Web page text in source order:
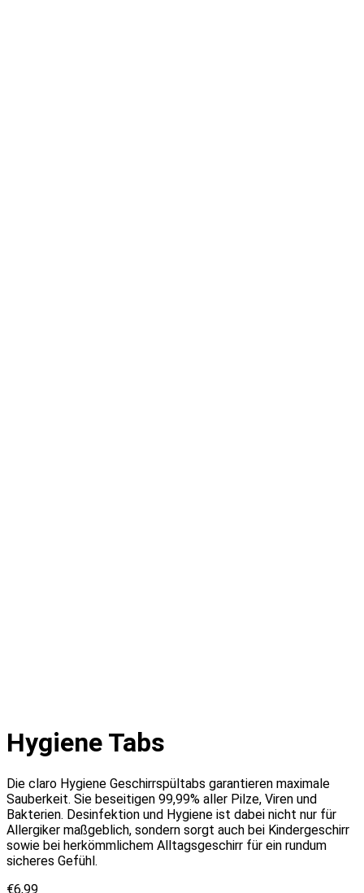
Hygiene Tabs
Die claro Hygiene Geschirrspültabs garantieren maximale
Sauberkeit. Sie beseitigen 99,99% aller Pilze, Viren und
Bakterien. Desinfektion und Hygiene ist dabei nicht nur für
Allergiker maßgeblich, sondern sorgt auch bei Kindergeschirr
sowie bei herkömmlichem Alltagsgeschirr für ein rundum
sicheres Gefühl.
€6,99